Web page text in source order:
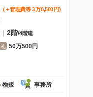
(＋管理費等 3万8,500 円)
| 2階/4階建
礼 50万500円
物販 事務所